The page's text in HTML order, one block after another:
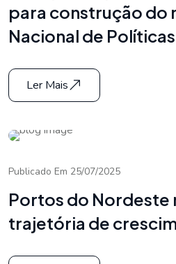
para construção do
Nacional de
Ler Mais
Publicado Em 25/07/2025
Portos do Nordeste
trajetória de